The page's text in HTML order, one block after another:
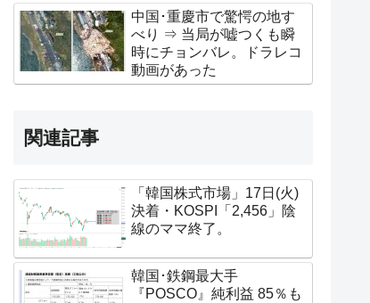
中国･重慶市で驚愕の地す
べり ⇒ 当局が嘘つくも瞬
時にチョンバレ。ドラレコ
動画があった
関連記事
「韓国株式市場」17日(火)
決着・KOSPI「2,456」陰
線のママ終了。
韓国･鉄鋼最大手
『POSCO』純利益 85％も